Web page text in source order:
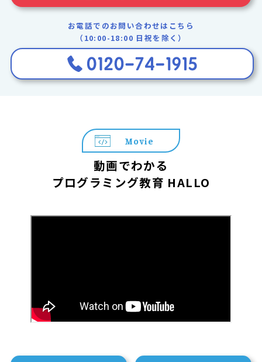
お電話でのお問い合わせはこちら
（10:00-18:00 日祝を除く）
Movie
動画でわかる
プログラミング教育 HALLO